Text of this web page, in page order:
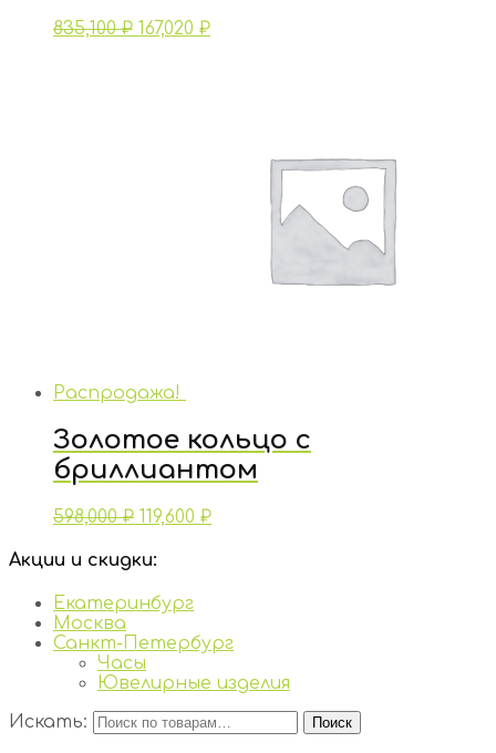
835,100₽ 167,020 ₽
Распродажа!
Золотое кольцо с
бриллиантом
598,000₽ 119,600 ₽
Акции и скидки:
Екатеринбург
Москва
Санкт-Петербург
Часы
Ювелирные изделия
Искать:
Поиск